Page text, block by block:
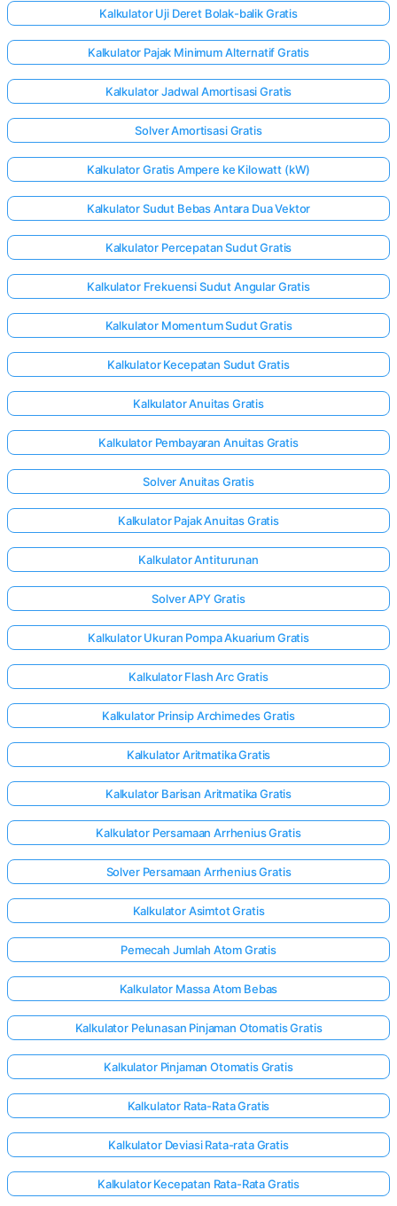
Kalkulator Uji Deret Bolak-balik Gratis
Kalkulator Pajak Minimum Alternatif Gratis
Kalkulator Jadwal Amortisasi Gratis
Solver Amortisasi Gratis
Kalkulator Gratis Ampere ke Kilowatt (kW)
Kalkulator Sudut Bebas Antara Dua Vektor
Kalkulator Percepatan Sudut Gratis
Kalkulator Frekuensi Sudut Angular Gratis
Kalkulator Momentum Sudut Gratis
Kalkulator Kecepatan Sudut Gratis
Kalkulator Anuitas Gratis
Kalkulator Pembayaran Anuitas Gratis
Solver Anuitas Gratis
Kalkulator Pajak Anuitas Gratis
Kalkulator Antiturunan
Solver APY Gratis
Kalkulator Ukuran Pompa Akuarium Gratis
Kalkulator Flash Arc Gratis
Kalkulator Prinsip Archimedes Gratis
Kalkulator Aritmatika Gratis
Kalkulator Barisan Aritmatika Gratis
Kalkulator Persamaan Arrhenius Gratis
Solver Persamaan Arrhenius Gratis
Kalkulator Asimtot Gratis
Pemecah Jumlah Atom Gratis
Kalkulator Massa Atom Bebas
Kalkulator Pelunasan Pinjaman Otomatis Gratis
Kalkulator Pinjaman Otomatis Gratis
Kalkulator Rata-Rata Gratis
Kalkulator Deviasi Rata-rata Gratis
Kalkulator Kecepatan Rata-Rata Gratis